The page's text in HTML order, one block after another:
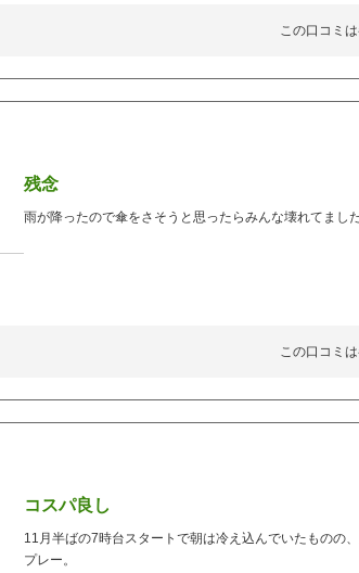
この口コミ
残念
雨が降ったので傘をさそうと思ったらみんな壊れてまし
この口コミ
コスパ良し
11月半ばの7時台スタートで朝は冷え込んでいたものの
プレー。